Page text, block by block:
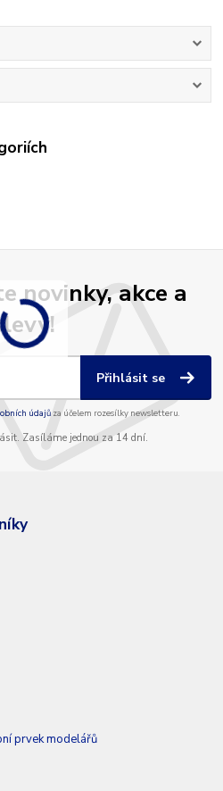
novinky, akce a
Přihlásit se
údajůza účelem rozesílky newsletteru.
Zasíláme jednou za 14 dní.
prvek modelářů